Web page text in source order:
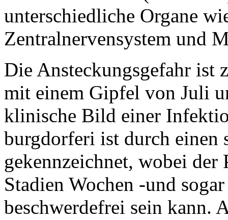
unterschiedliche Organe
Zentralnervensystem und
Die Ansteckungsgefahr ist
mit einem Gipfel von Juli
klinische Bild einer
burgdorferi ist durch einen
gekennzeichnet, wobei der
Stadien Wochen -und
beschwerdefrei sein kann.